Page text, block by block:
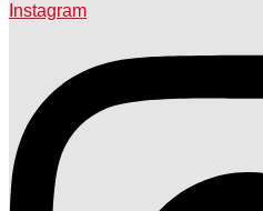
Instagram